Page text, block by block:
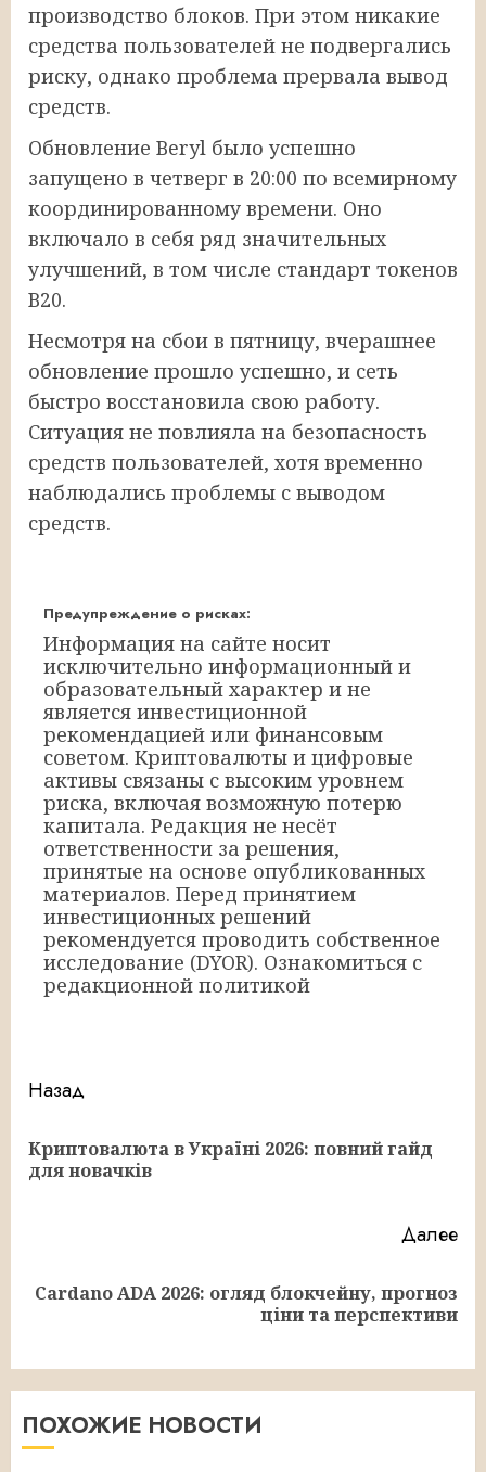
производство блоков. При этом никакие
средства пользователей не подвергались
риску, однако проблема прервала вывод
средств.
Обновление Beryl было успешно
запущено в четверг в 20:00 по всемирному
координированному времени. Оно
включало в себя ряд значительных
улучшений, в том числе стандарт токенов
B20.
Несмотря на сбои в пятницу, вчерашнее
обновление прошло успешно, и сеть
быстро восстановила свою работу.
Ситуация не повлияла на безопасность
средств пользователей, хотя временно
наблюдались проблемы с выводом
средств.
Предупреждение о рисках:
Информация на сайте носит
исключительно информационный и
образовательный характер и не
является инвестиционной
рекомендацией или финансовым
советом. Криптовалюты и цифровые
активы связаны с высоким уровнем
риска, включая возможную потерю
капитала. Редакция не несёт
ответственности за решения,
принятые на основе опубликованных
материалов. Перед принятием
инвестиционных решений
рекомендуется проводить собственное
исследование (DYOR). Ознакомиться с
редакционной политикой
Продолжить
чтение
Назад
Криптовалюта в Україні 2026: повний гайд
для новачків
Далее
Следующая
Cardano ADA 2026: огляд блокчейну, прогноз
ціни та перспективи
ПОХОЖИЕ НОВОСТИ